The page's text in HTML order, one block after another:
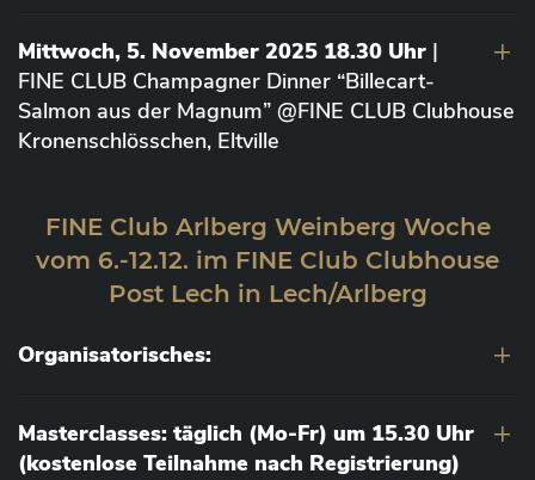
Mittwoch, 5. November 2025 18.30 Uhr |
FINE CLUB Champagner Dinner “Billecart-
Salmon aus der Magnum” @FINE CLUB Clubhouse
Kronenschlösschen, Eltville
FINE Club Arlberg Weinberg Woche
vom 6.-12.12. im FINE Club Clubhouse
Post Lech in Lech/Arlberg
Organisatorisches:
Masterclasses: täglich (Mo-Fr) um 15.30 Uhr
(kostenlose Teilnahme nach Registrierung)